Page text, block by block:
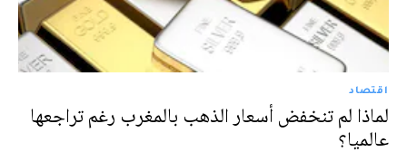
اقتصاد
لماذا لم تنخفض أسعار الذهب بالمغرب رغم تراجعها
عالميا؟